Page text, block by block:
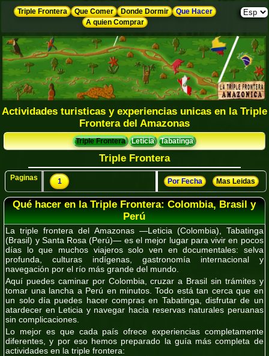
Triple Frontera Que Comer Donde Dormir
Que Hacer
A quien Comprar
Actividades turisticas y experiencias unicas en la Triple
Frontera del Amazonas
Triple Frontera Leticia Tabatinga
Triple Frontera
Paginas 1 Por Fecha Mas Leidas
Qué hacer en la Triple Frontera: Colombia, Brasil y
Perú
La triple frontera del Amazonas —Leticia (Colombia), Tabatinga
(Brasil) y Santa Rosa (Perú)— es el mejor lugar para vivir en pocos
días lo que muchos viajeros solo ven en documentales: selva
profunda, culturas indígenas, gastronomía internacional y
navegación por el río más grande del mundo.
Aquí puedes caminar por Colombia, cruzar a Brasil sin trámites y
tomar una lancha a Perú en minutos. Todo está tan cerca que en
un solo día puedes hacer compras en Tabatinga, disfrutar de un
atardecer en Leticia y navegar hacia reservas naturales peruanas
sin complicaciones.
Lo mejor es que cada país ofrece experiencias completamente
diferentes , y por eso hemos preparado la guía más completa de
actividades en la triple frontera: